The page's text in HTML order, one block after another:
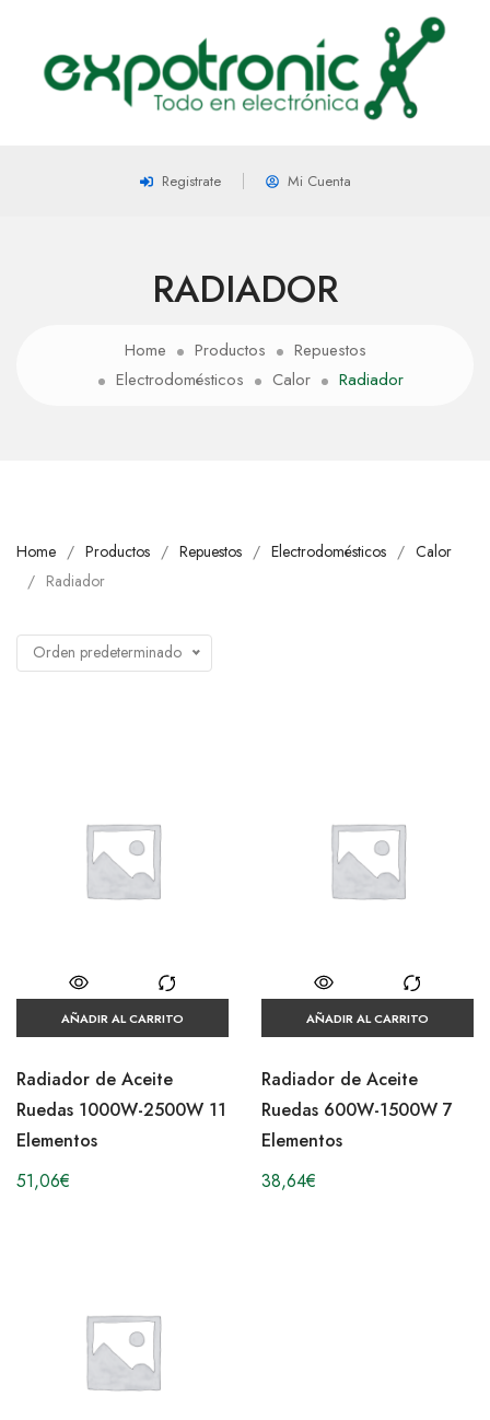
Registrate Mi Cuenta
RADIADOR
Home Productos
Repuestos
Electrodomésticos
Calor Radiador
Home Productos Repuestos Electrodomésticos
Calor
Radiador
Orden predeterminado
AÑADIR AL CARRITO
Radiador de Aceite
Ruedas 1000W-2500W 11
Elementos
51,06€
AÑADIR AL CARRITO
Radiador de Aceite
Ruedas 600W-1500W 7
Elementos
38,64€